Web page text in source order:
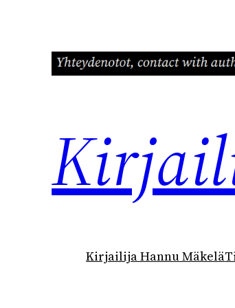
Kirjailija Hannu Mäkelä